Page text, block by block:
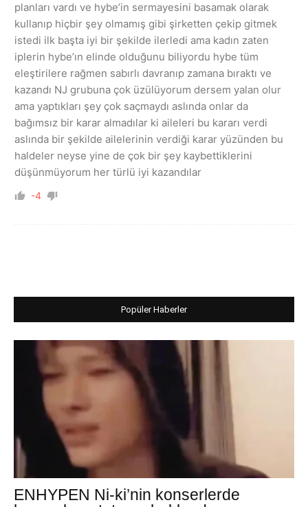
planları vardı ve hybe’in sermayesini basamak olarak
kullanıp hiçbir şey olmamış gibi şirketten çekip gitmek
istedi ilk başta iyi bir şekilde ilerledi ama kadın zaten
iplerin hybe’ın elinde olduğunu biliyordu hybe tüm
eleştirilere rağmen sabırlı davranıp zamana bıraktı ve
kazandı NJ grubuna çok üzülüyorum dersem yalan olur
ama yaptıkları şey çok saçmaydı aslında onlar da
bağımsız bir karar almadılar ki aileleri bu kararı verdi
aslında bir şekilde ailelerinin verdiği karar yüzünden bu
haldeler neyse yine de çok bir şey kaybettiklerini
düşünmüyorum her türlü iyi kazandılar
-4
Popüler Haberler
ENHYPEN Ni-ki’nin konserlerde